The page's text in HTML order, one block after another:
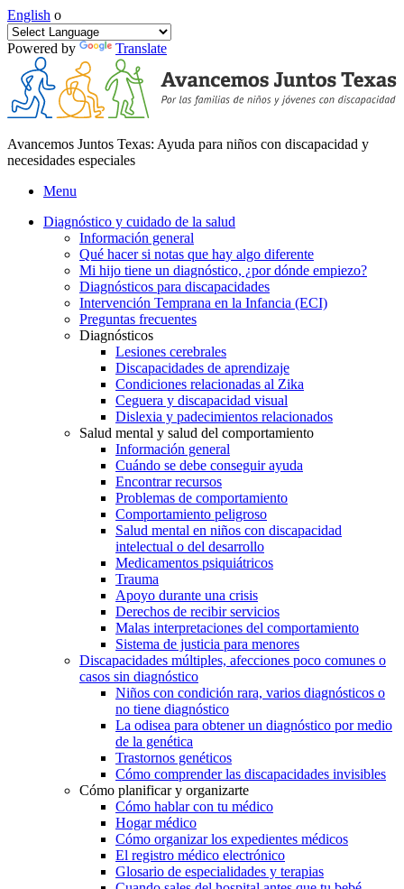
English o
Powered by Translate
Avancemos Juntos Texas: Ayuda para niños con discapacidad y
necesidades especiales
Menu
Diagnóstico y cuidado de la salud
Información general
Qué hacer si notas que hay algo diferente
Mi hijo tiene un diagnóstico, ¿por dónde empiezo?
Diagnósticos para discapacidades
Intervención Temprana en la Infancia (ECI)
Preguntas frecuentes
Diagnósticos
Lesiones cerebrales
Discapacidades de aprendizaje
Condiciones relacionadas al Zika
Ceguera y discapacidad visual
Dislexia y padecimientos relacionados
Salud mental y salud del comportamiento
Información general
Cuándo se debe conseguir ayuda
Encontrar recursos
Problemas de comportamiento
Comportamiento peligroso
Salud mental en niños con discapacidad
intelectual o del desarrollo
Medicamentos psiquiátricos
Trauma
Apoyo durante una crisis
Derechos de recibir servicios
Malas interpretaciones del comportamiento
Sistema de justicia para menores
Discapacidades múltiples, afecciones poco comunes o
casos sin diagnóstico
Niños con condición rara, varios diagnósticos o
no tiene diagnóstico
La odisea para obtener un diagnóstico por medio
de la genética
Trastornos genéticos
Cómo comprender las discapacidades invisibles
Cómo planificar y organizarte
Cómo hablar con tu médico
Hogar médico
Cómo organizar los expedientes médicos
El registro médico electrónico
Glosario de especialidades y terapias